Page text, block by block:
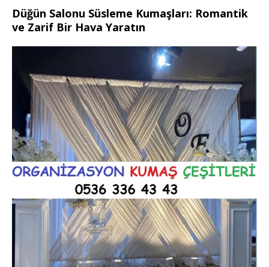
Düğün Salonu Süsleme Kumaşları: Romantik
ve Zarif Bir Hava Yaratın